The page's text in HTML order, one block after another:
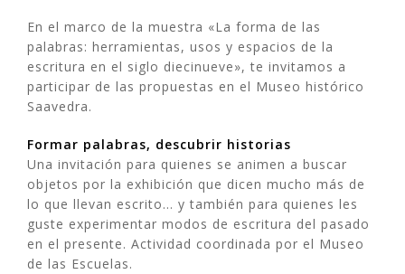
En el marco de la muestra «La forma de las
palabras: herramientas, usos y espacios de la
escritura en el siglo diecinueve», te invitamos a
participar de las propuestas en el Museo histórico
Saavedra.
Formar palabras, descubrir historias
Una invitación para quienes se animen a buscar
objetos por la exhibición que dicen mucho más de
lo que llevan escrito… y también para quienes les
guste experimentar modos de escritura del pasado
en el presente. Actividad coordinada por el Museo
de las Escuelas.